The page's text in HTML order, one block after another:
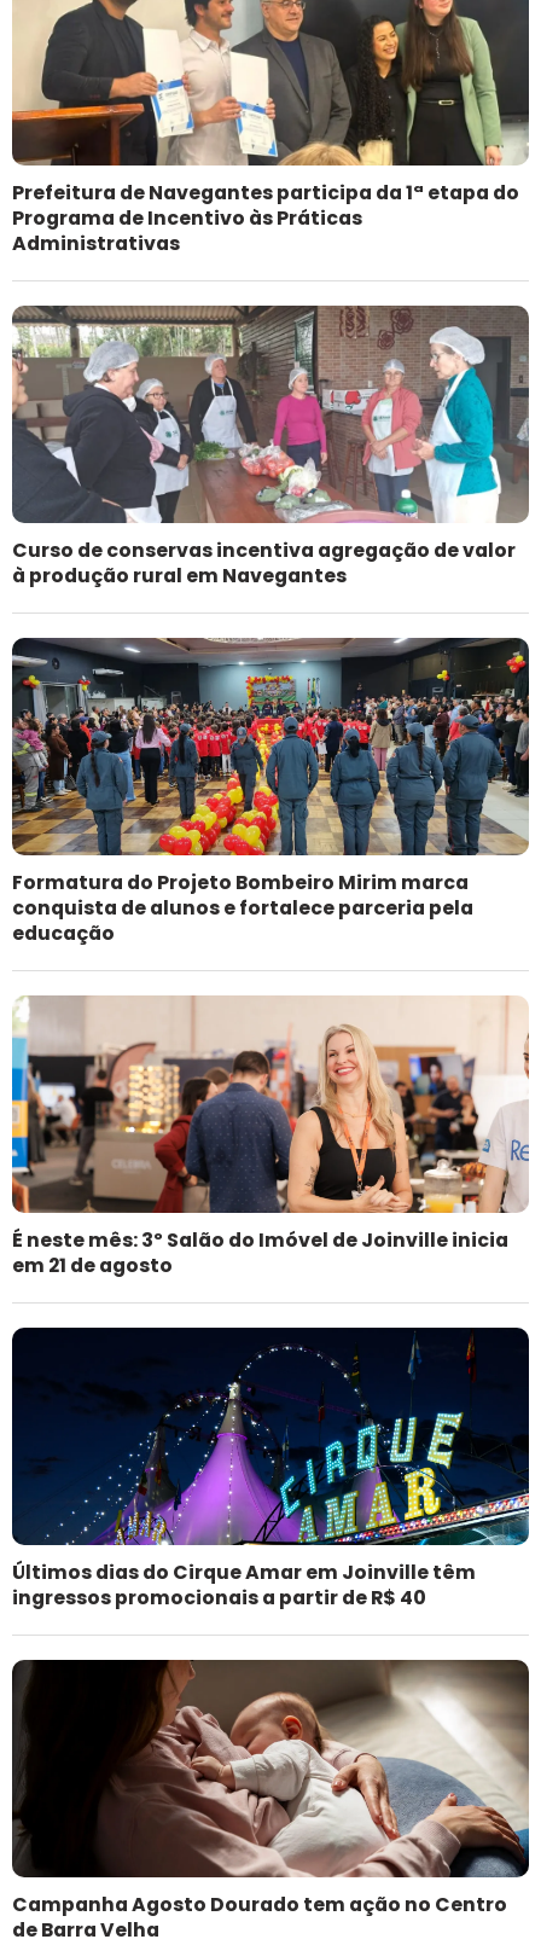
Prefeitura de Navegantes participa da 1ª etapa do
Programa de Incentivo às Práticas
Administrativas
Curso de conservas incentiva agregação de valor
à produção rural em Navegantes
Formatura do Projeto Bombeiro Mirim marca
conquista de alunos e fortalece parceria pela
educação
É neste mês: 3º Salão do Imóvel de Joinville inicia
em 21 de agosto
Últimos dias do Cirque Amar em Joinville têm
ingressos promocionais a partir de R$ 40
Campanha Agosto Dourado tem ação no Centro
de Barra Velha